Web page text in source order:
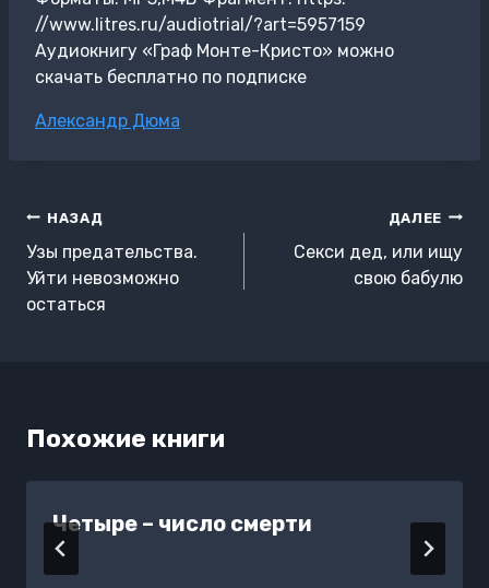
//www.litres.ru/audiotrial/?art=5957159
Аудиокнигу «Граф Монте-Кристо» можно
скачать бесплатно по подписке
Метки
Александр Дюма
Навигация
по
записям
НАЗАД
Узы предательства.
Уйти невозможно
остаться
ДАЛЕЕ
Секси дед, или ищу
свою бабулю
Похожие книги
Четыре – число смерти